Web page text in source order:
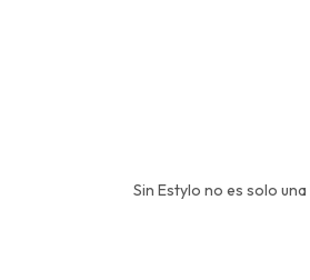
Sin Estylo no es solo